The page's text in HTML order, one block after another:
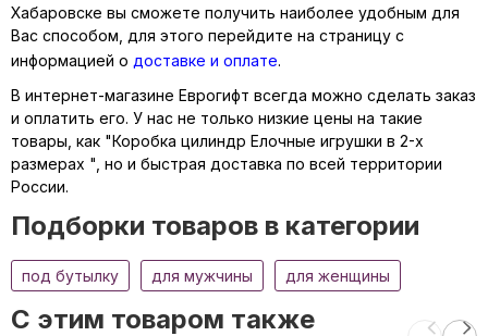
Хабаровске вы сможете получить наиболее удобным для
Вас способом, для этого перейдите на страницу с
информацией о доставке и оплате.
В интернет-магазине Еврогифт всегда можно сделать заказ
и оплатить его. У нас не только низкие цены на такие
товары, как "Коробка цилиндр Елочные игрушки в 2-х
размерах ", но и быстрая доставка по всей территории
России.
Подборки товаров в категории
под бутылку для мужчины для женщины
C этим товаром также